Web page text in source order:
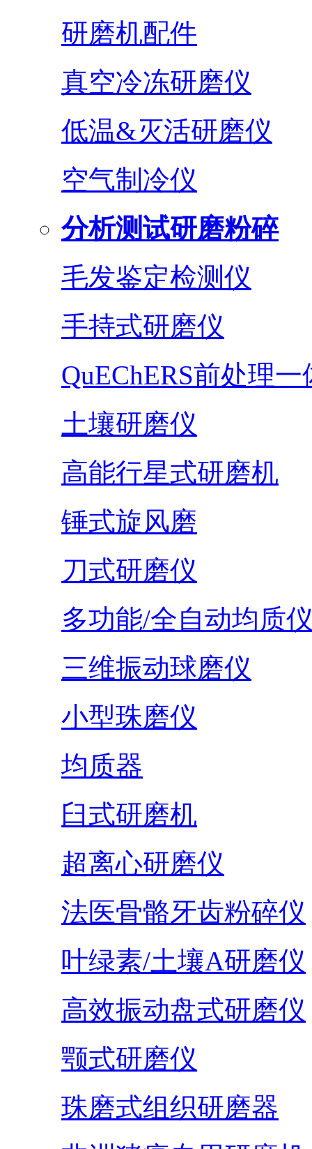
研磨机配件
真空冷冻研磨仪
低温&灭活研磨仪
空气制冷仪
分析测试研磨粉碎
毛发鉴定检测仪
手持式研磨仪
QuEChERS前处理一
土壤研磨仪
高能行星式研磨机
锤式旋风磨
刀式研磨仪
多功能/全自动均质
三维振动球磨仪
小型珠磨仪
均质器
臼式研磨机
超离心研磨仪
法医骨骼牙齿粉碎仪
叶绿素/土壤A研磨仪
高效振动盘式研磨仪
颚式研磨仪
珠磨式组织研磨器